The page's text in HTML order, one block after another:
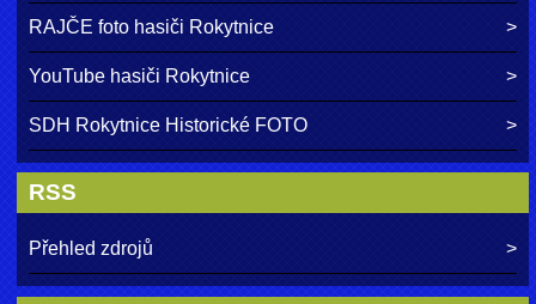
RAJČE foto hasiči Rokytnice
YouTube hasiči Rokytnice
SDH Rokytnice Historické FOTO
RSS
Přehled zdrojů